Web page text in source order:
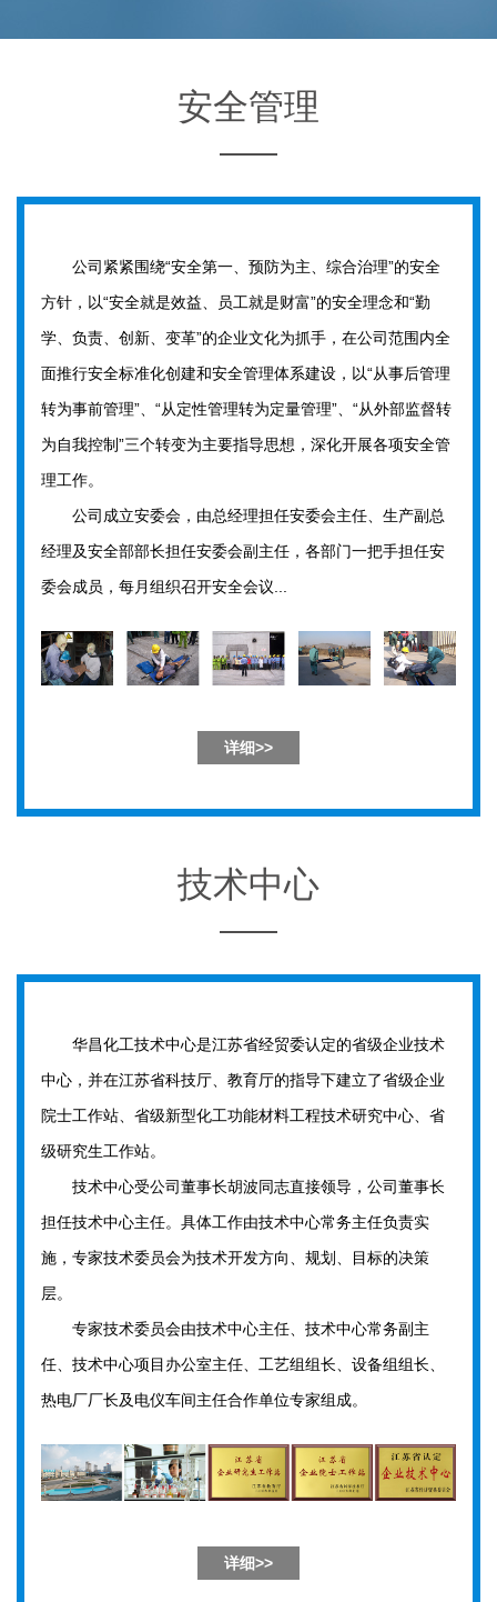
安全管理
公司紧紧围绕“安全第一、预防为主、综合治理”的安全
方针，以“安全就是效益、员工就是财富”的安全理念和“勤
学、负责、创新、变革”的企业文化为抓手，在公司范围内全
面推行安全标准化创建和安全管理体系建设，以“从事后管理
转为事前管理”、“从定性管理转为定量管理”、“从外部监督转
为自我控制”三个转变为主要指导思想，深化开展各项安全管
理工作。
公司成立安委会，由总经理担任安委会主任、生产副总
经理及安全部部长担任安委会副主任，各部门一把手担任安
委会成员，每月组织召开安全会议...
详细>>
技术中心
华昌化工技术中心是江苏省经贸委认定的省级企业技术
中心，并在江苏省科技厅、教育厅的指导下建立了省级企业
院士工作站、省级新型化工功能材料工程技术研究中心、省
级研究生工作站。
技术中心受公司董事长胡波同志直接领导，公司董事长
担任技术中心主任。具体工作由技术中心常务主任负责实
施，专家技术委员会为技术开发方向、规划、目标的决策
层。
专家技术委员会由技术中心主任、技术中心常务副主
任、技术中心项目办公室主任、工艺组组长、设备组组长、
热电厂厂长及电仪车间主任合作单位专家组成。
详细>>